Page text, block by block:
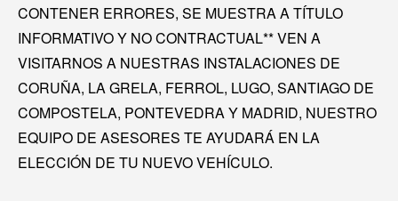
CONTENER ERRORES, SE MUESTRA A TÍTULO
INFORMATIVO Y NO CONTRACTUAL** VEN A
VISITARNOS A NUESTRAS INSTALACIONES DE
CORUÑA, LA GRELA, FERROL, LUGO, SANTIAGO DE
COMPOSTELA, PONTEVEDRA Y MADRID, NUESTRO
EQUIPO DE ASESORES TE AYUDARÁ EN LA
ELECCIÓN DE TU NUEVO VEHÍCULO.